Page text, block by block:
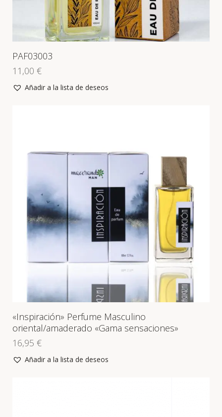
PAF03003
11,00 €
Añadir a la lista de deseos
«Inspiración» Perfume Masculino
oriental/amaderado «Gama sensaciones»
16,95 €
Añadir a la lista de deseos